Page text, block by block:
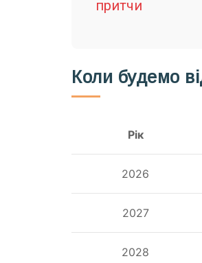
притчи
Коли будемо
Рік
2026
2027
2028